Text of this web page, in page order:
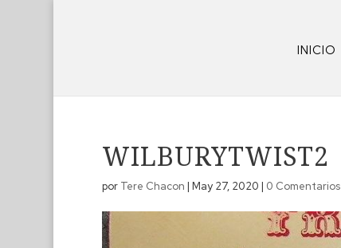
INICIO
WILBURYTWIST2
por Tere Chacon | May 27, 2020 | 0 Comentarios